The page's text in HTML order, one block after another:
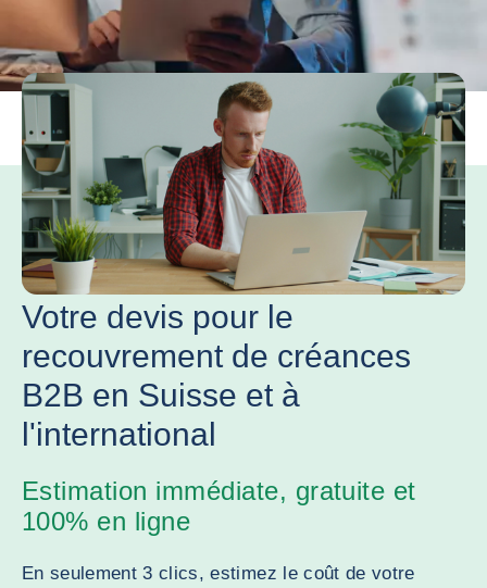
Votre devis pour le
recouvrement de créances
B2B en Suisse et à
l'international
Estimation immédiate, gratuite et
100% en ligne
En seulement 3 clics, estimez le coût de votre